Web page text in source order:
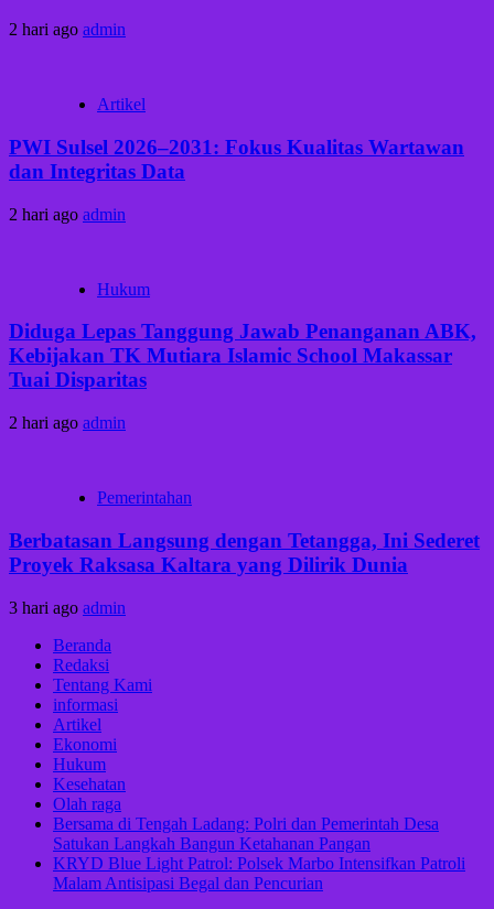
2 hari ago admin
Artikel
PWI Sulsel 2026–2031: Fokus Kualitas Wartawan
dan Integritas Data
2 hari ago admin
Hukum
Diduga Lepas Tanggung Jawab Penanganan ABK,
Kebijakan TK Mutiara Islamic School Makassar
Tuai Disparitas
2 hari ago admin
Pemerintahan
Berbatasan Langsung dengan Tetangga, Ini Sederet
Proyek Raksasa Kaltara yang Dilirik Dunia
3 hari ago admin
Beranda
Redaksi
Tentang Kami
informasi
Artikel
Ekonomi
Hukum
Kesehatan
Olah raga
Bersama di Tengah Ladang: Polri dan Pemerintah Desa
Satukan Langkah Bangun Ketahanan Pangan
KRYD Blue Light Patrol: Polsek Marbo Intensifkan Patroli
Malam Antisipasi Begal dan Pencurian